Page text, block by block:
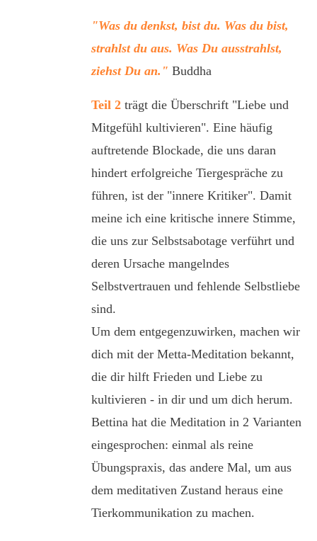
"Was du denkst, bist du. Was du bist,
strahlst du aus. Was Du ausstrahlst,
ziehst Du an." Buddha
Teil 2 trägt die Überschrift "Liebe und
Mitgefühl kultivieren". Eine häufig
auftretende Blockade, die uns daran
hindert erfolgreiche Tiergespräche zu
führen, ist der "innere Kritiker". Damit
meine ich eine kritische innere Stimme,
die uns zur Selbstsabotage verführt und
deren Ursache mangelndes
Selbstvertrauen und fehlende Selbstliebe
sind.
Um dem entgegenzuwirken, machen wir
dich mit der Metta-Meditation bekannt,
die dir hilft Frieden und Liebe zu
kultivieren - in dir und um dich herum.
Bettina hat die Meditation in 2 Varianten
eingesprochen: einmal als reine
Übungspraxis, das andere Mal, um aus
dem meditativen Zustand heraus eine
Tierkommunikation zu machen.